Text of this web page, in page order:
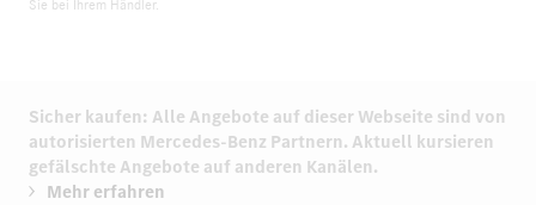
Sie bei Ihrem Händler.
Sicher kaufen: Alle Angebote auf dieser Webseite sind von
autorisierten Mercedes-Benz Partnern. Aktuell kursieren
gefälschte Angebote auf anderen Kanälen.
Mehr erfahren